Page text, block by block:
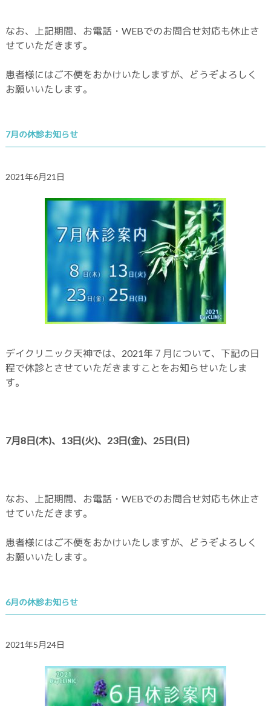
なお、上記期間、お電話・WEBでのお問合せ対応も休止さ
せていただきます。
患者様にはご不便をおかけいたしますが、どうぞよろしく
お願いいたします。
7月の休診お知らせ
2021年6月21日
デイクリニック天神では、2021年７月について、下記の日
程で休診とさせていただきますことをお知らせいたしま
す。
7月8日(木)、13日(火)、23日(金)、25日(日)
なお、上記期間、お電話・WEBでのお問合せ対応も休止さ
せていただきます。
患者様にはご不便をおかけいたしますが、どうぞよろしく
お願いいたします。
6月の休診お知らせ
2021年5月24日